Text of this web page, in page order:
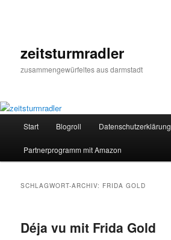
zeitsturmradler
zusammengewürfeltes aus darmstadt
Start Blogroll Datenschutzerklärung
Partnerprogramm mit Amazon
SCHLAGWORT-ARCHIV: FRIDA GOLD
Déja vu mit Frida Gold